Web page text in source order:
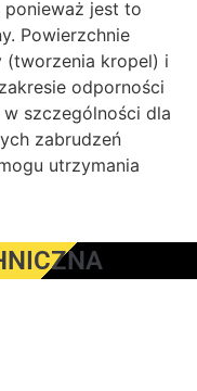
jest to
Powierzchnie
(tworzenia kropel) i
odporności
szczególności dla
zabrudzeń
utrzymania